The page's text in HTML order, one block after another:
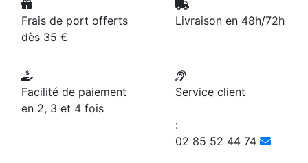
Frais de port offerts
dès 35 €
Livraison en 48h/72h
Facilité de paiement
en 2, 3 et 4 fois
Service client
:
02 85 52 44 74